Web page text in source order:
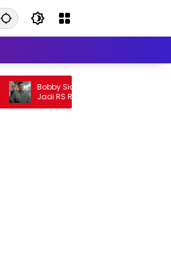
Bobby Siapkan RSUD dr. M. Thomsen
Jadi RS Regional Rujukan Kepulauan
Nias